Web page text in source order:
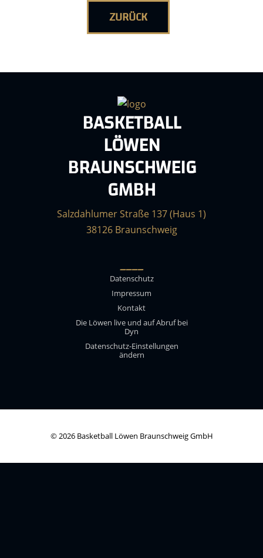
ZURÜCK
BASKETBALL
LÖWEN
BRAUNSCHWEIG
GMBH
Salzdahlumer Straße 137 (Haus 1)
38126 Braunschweig
____
Datenschutz
Impressum
Kontakt
Die Löwen live und auf Abruf bei
Dyn
Datenschutz-Einstellungen
ändern
© 2026 Basketball Löwen Braunschweig GmbH